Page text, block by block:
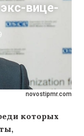
novostipmr.com
вице-
которых